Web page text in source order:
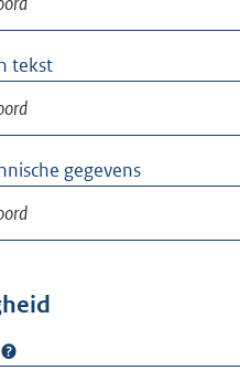
tekst
gegevens